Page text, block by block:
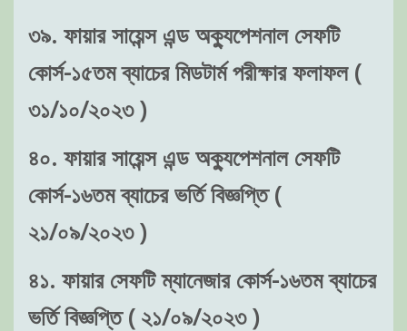
৩৯. ফায়ার সায়েন্স এন্ড অক্যুপেশনাল সেফটি
কোর্স-১৫তম ব্যাচের মিডটার্ম পরীক্ষার ফলাফল (
৩১/১০/২০২৩ )
৪০. ফায়ার সায়েন্স এন্ড অক্যুপেশনাল সেফটি
কোর্স-১৬তম ব্যাচের ভর্তি বিজ্ঞপ্তি (
২১/০৯/২০২৩ )
৪১. ফায়ার সেফটি ম্যানেজার কোর্স-১৬তম ব্যাচের
ভর্তি বিজ্ঞপ্তি ( ২১/০৯/২০২৩ )